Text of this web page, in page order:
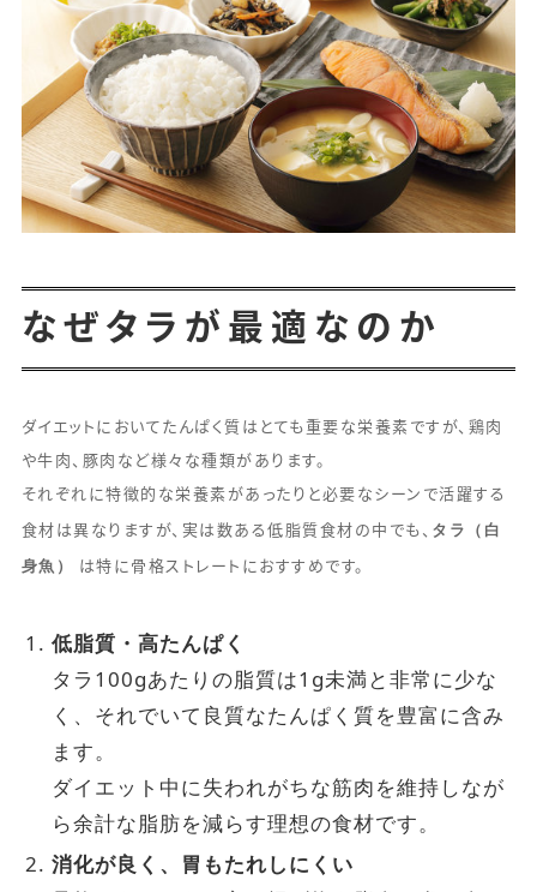
なぜタラが最適なのか
ダイエットにおいてたんぱく質はとても重要な栄養素ですが、鶏肉
や牛肉、豚肉など様々な種類があります。
それぞれに特徴的な栄養素があったりと必要なシーンで活躍する
食材は異なりますが、実は数ある低脂質食材の中でも、 タラ（白
身魚）
は特に骨格ストレートにおすすめです。
低脂質・高たんぱく
タラ100gあたりの脂質は1g未満と非常に少な
く、それでいて良質なたんぱく質を豊富に含み
ます。
ダイエット中に失われがちな筋肉を維持しなが
ら余計な脂肪を減らす理想の食材です。
消化が良く、胃もたれしにくい